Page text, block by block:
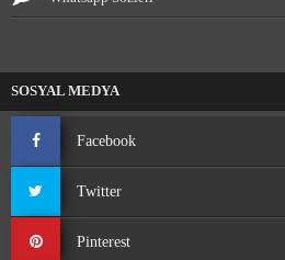
SOSYAL MEDYA
Facebook
Twitter
Pinterest